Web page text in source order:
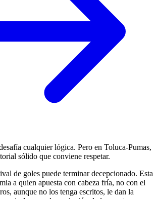
cualquier lógica. Pero en Toluca-Pumas,
sólido que conviene respetar.
de goles puede terminar decepcionado. Esta
a quien apuesta con cabeza fría, no con el
aunque no los tenga escritos, le dan la